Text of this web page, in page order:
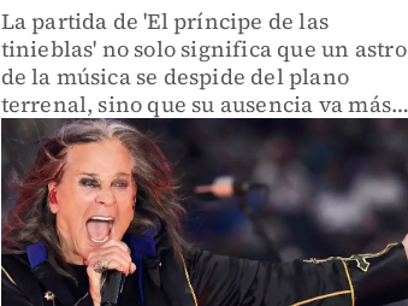
La partida de 'El príncipe de las
tinieblas' no solo significa que un astro
de la música se despide del plano
terrenal, sino que su ausencia va más
allá.